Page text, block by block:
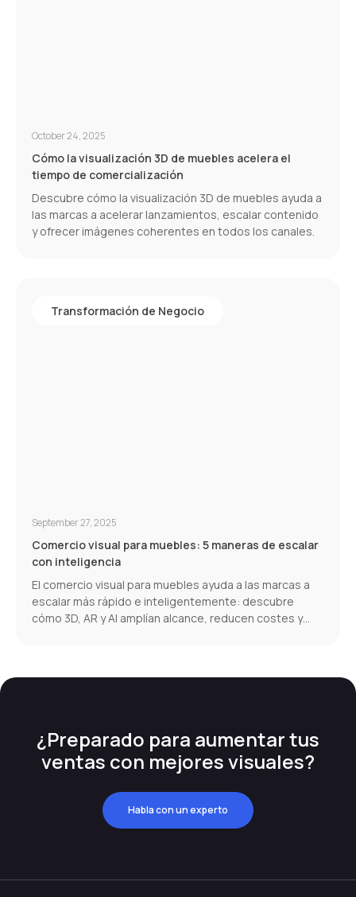
October 24, 2025
Cómo la visualización 3D de muebles acelera el
tiempo de comercialización
Descubre cómo la visualización 3D de muebles ayuda a
las marcas a acelerar lanzamientos, escalar contenido
y ofrecer imágenes coherentes en todos los canales.
Transformación de Negocio
September 27, 2025
Comercio visual para muebles: 5 maneras de escalar
con inteligencia
El comercio visual para muebles ayuda a las marcas a
escalar más rápido e inteligentemente: descubre
cómo 3D, AR y AI amplían alcance, reducen costes y
¿Preparado para aumentar tus
ventas con mejores visuales?
Habla con un experto